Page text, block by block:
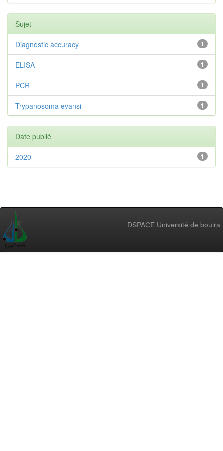
Sujet
1
Diagnostic accuracy
1
ELISA
1
PCR
1
Trypanosoma evansi
Date publié
1
2020
DSPACE Université de bouira